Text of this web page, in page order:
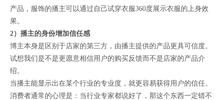
产品，服饰的播主可以通过自己试穿衣服360度展示衣服的上身效
果。
2）播主的身份增加信任感
博主本身是区别于店家的第三方，由播主提供的产品更具可信度。
试想我们是不是更愿意相信用户的购买反馈而不是店家的产品介
绍。
当播主能显示出在某个行业的专业度，就更容易获得用户的信任。
消费者通常的心理是：当行业专家都说好了，那这个东西一定错不